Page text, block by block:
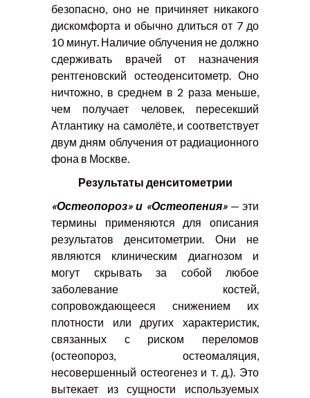
безопасно, оно не причиняет никакого
дискомфорта и обычно длиться от 7 до
10 минут. Наличие облучения не должно
сдерживать врачей от назначения
рентгеновский остеоденситометр. Оно
ничтожно, в среднем в 2 раза меньше,
чем получает человек, пересекший
Атлантику на самолёте, и соответствует
двум дням облучения от радиационного
фона в Москве.
Результаты денситометрии
«Остеопороз» и «Остеопения» — эти
термины применяются для описания
результатов денситометрии. Они не
являются клиническим диагнозом и
могут скрывать за собой любое
заболевание костей,
сопровождающееся снижением их
плотности или других характеристик,
связанных с риском переломов
(остеопороз, остеомаляция,
несовершенный остеогенез и т. д.). Это
вытекает из сущности используемых